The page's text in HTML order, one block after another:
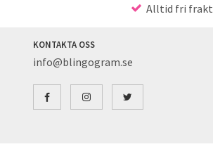
Alltid fri frakt
KONTAKTA OSS
info@blingogram.se